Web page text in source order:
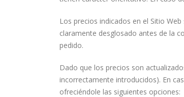
Los precios indicados en el Sitio
claramente desglosado antes de la
pedido.
Dado que los precios son
incorrectamente introducidos). En
ofreciéndole las siguientes opciones: